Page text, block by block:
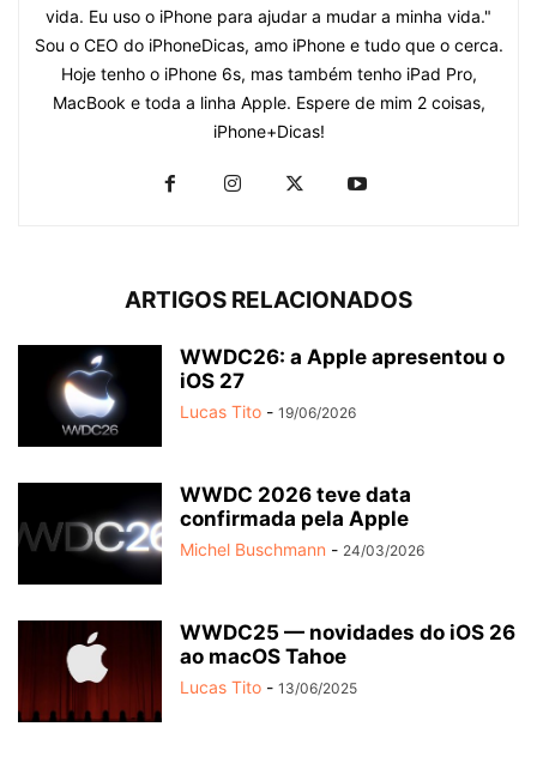
vida. Eu uso o iPhone para ajudar a mudar a minha vida."
Sou o CEO do iPhoneDicas, amo iPhone e tudo que o cerca.
Hoje tenho o iPhone 6s, mas também tenho iPad Pro,
MacBook e toda a linha Apple. Espere de mim 2 coisas,
iPhone+Dicas!
ARTIGOS RELACIONADOS
WWDC26: a Apple apresentou o
iOS 27
Lucas Tito - 19/06/2026
WWDC 2026 teve data
confirmada pela Apple
Michel Buschmann - 24/03/2026
WWDC25 — novidades do iOS 26
ao macOS Tahoe
Lucas Tito - 13/06/2025